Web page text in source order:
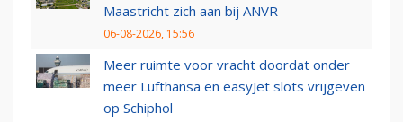
Maastricht zich aan bij ANVR
06-08-2026, 15:56
Meer ruimte voor vracht doordat onder
meer Lufthansa en easyJet slots vrijgeven
op Schiphol